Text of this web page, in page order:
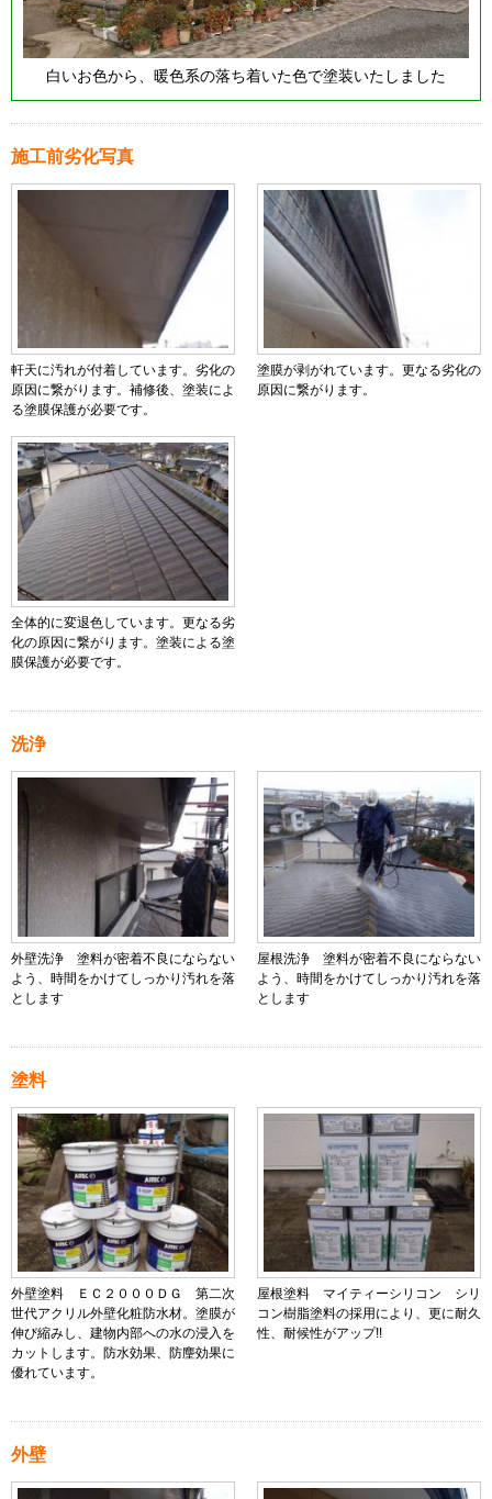
白いお色から、暖色系の落ち着いた色で塗装いたしました
施工前劣化写真
軒天に汚れが付着しています。劣化の
原因に繋がります。補修後、塗装によ
る塗膜保護が必要です。
塗膜が剥がれています。更なる劣化の
原因に繋がります。
全体的に変退色しています。更なる劣
化の原因に繋がります。塗装による塗
膜保護が必要です。
洗浄
外壁洗浄 塗料が密着不良にならない
よう、時間をかけてしっかり汚れを落
とします
屋根洗浄 塗料が密着不良にならない
よう、時間をかけてしっかり汚れを落
とします
塗料
外壁塗料 ＥＣ２０００ＤＧ 第二次
世代アクリル外壁化粧防水材。塗膜が
伸び縮みし、建物内部への水の浸入を
カットします。防水効果、防麈効果に
優れています。
屋根塗料 マイティーシリコン シリ
コン樹脂塗料の採用により、更に耐久
性、耐候性がアップ!!
外壁